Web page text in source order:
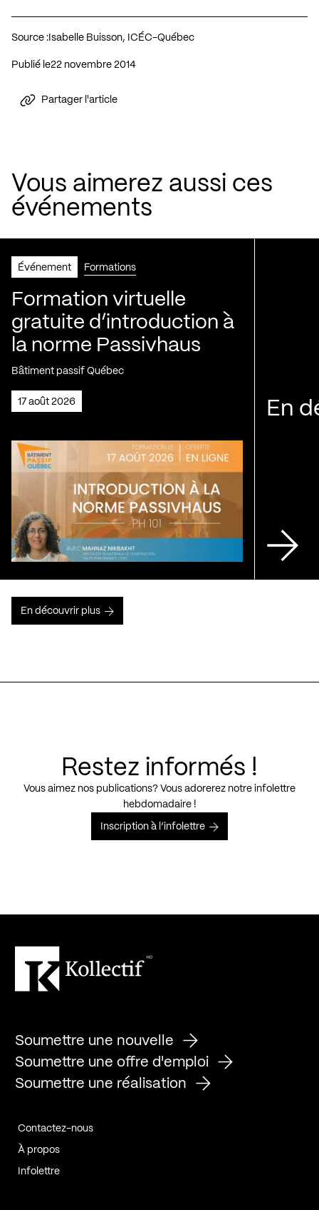
Source : Isabelle Buisson, ICÉC-Québec
Publié le 22 novembre 2014
Partager l'article
Vous aimerez aussi ces
événements
Événement Formations
Formation virtuelle
gratuite d’introduction à
la norme Passivhaus
Bâtiment passif Québec
17 août 2026 En
En découvrir plus
Restez informés !
Vous aimez nos publications? Vous adorerez notre infolettre
hebdomadaire !
Inscription à l’infolettre
Soumettre une nouvelle
Soumettre une offre d'emploi
Soumettre une réalisation
Contactez-nous
À propos
Infolettre